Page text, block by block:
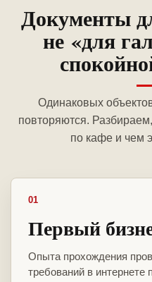
Документы
не «для
Одинаковых
повторяются.
по кафе и чем
01
Первый
Опыта прохождения
требований в интернете